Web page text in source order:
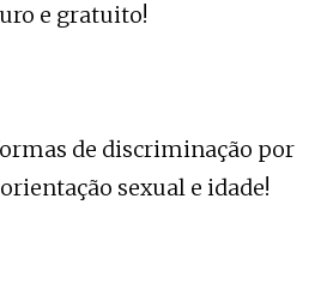
e gratuito!
de discriminação por
sexual e idade!